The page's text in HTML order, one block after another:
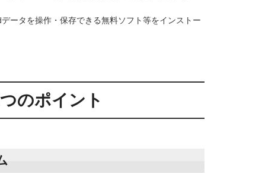
ータを操作・保存できる無料ソフト等をインストー
のポイント